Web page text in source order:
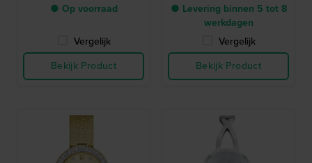
● Op voorraad
Vergelijk
Bekijk Product
● Levering binnen 5 tot 8
werkdagen
Vergelijk
Bekijk Product